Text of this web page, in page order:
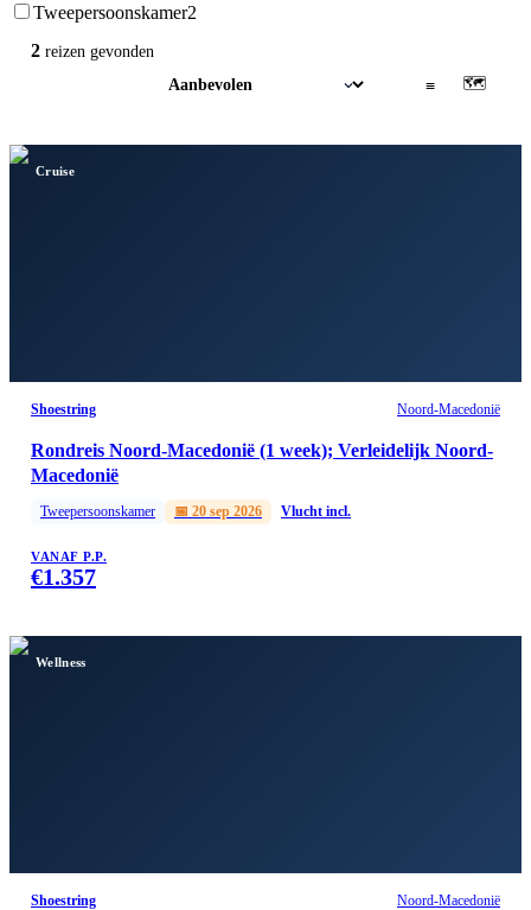
Tweepersoonskamer2
2 reizen gevonden
≡ 🗺
Cruise
Shoestring Noord-Macedonië
Rondreis Noord-Macedonië (1 week); Verleidelijk Noord-
Macedonië
Tweepersoonskamer 📅 20 sep 2026 Vlucht incl.
VANAF P.P.
€1.357
Wellness
Shoestring Noord-Macedonië